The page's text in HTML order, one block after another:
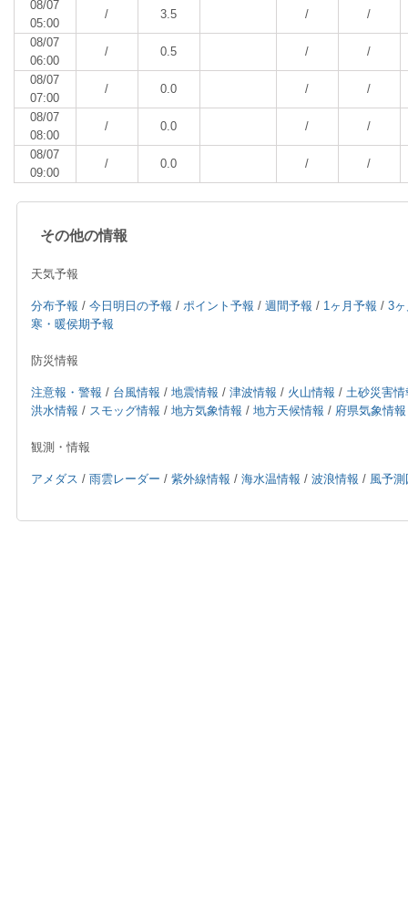
08/07
05:00
/ 3.5 / /
08/07
06:00
/ 0.5 / /
08/07
07:00
/ 0.0 / /
08/07
08:00
/ 0.0 / /
08/07
09:00
/ 0.0 / /
その他の情報
天気予報
分布予報 / 今日明日の予報 / ポイント予報 / 週間予報 / 1ヶ月予報 / 3
寒・暖侯期予報
防災情報
注意報・警報 / 台風情報 / 地震情報 / 津波情報 / 火山情報 / 土砂災害情
洪水情報 / スモッグ情報 / 地方気象情報 / 地方天候情報 / 府県気象情報
観測・情報
アメダス / 雨雲レーダー / 紫外線情報 / 海水温情報 / 波浪情報 / 風予測